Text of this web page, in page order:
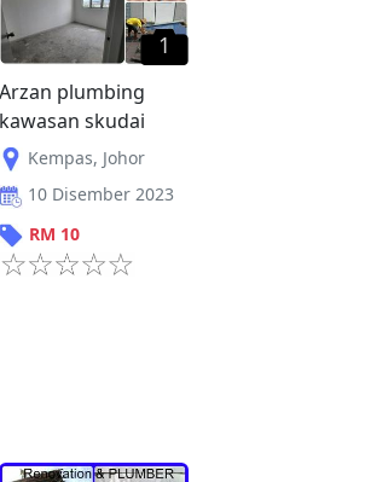
1
Arzan plumbing
kawasan skudai
Kempas, Johor
10 Disember 2023
RM 10